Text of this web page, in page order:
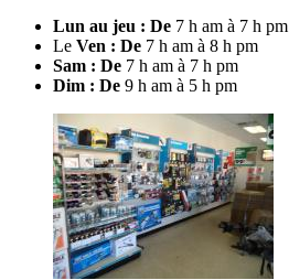
Lun au jeu : De 7 h am à 7 h pm
Le Ven : De 7 h am à 8 h pm
Sam : De 7 h am à 7 h pm
Dim : De 9 h am à 5 h pm